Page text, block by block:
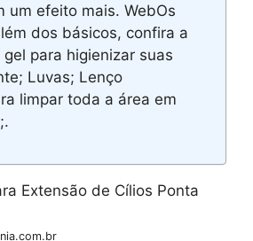
um efeito mais. WebOs
dos básicos, confira a
para higienizar suas
Luvas; Lenço
limpar toda a área em